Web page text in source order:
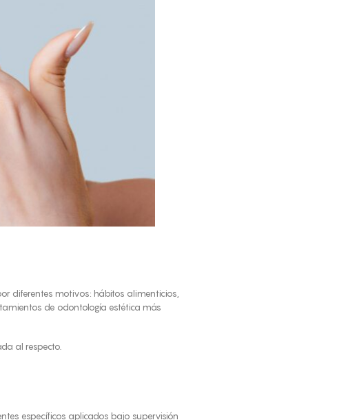
diferentes motivos: hábitos alimenticios,
de odontología estética más
al respecto.
específicos aplicados bajo supervisión